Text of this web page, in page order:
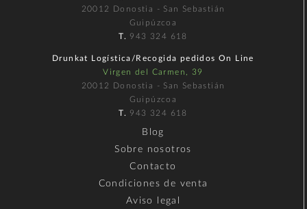
20012 Donostia - San Sebastián
Guipúzcoa
T. 943 324 618
Drunkat Logística/Recogida pedidos On Line
Virgen del Carmen, 39
20012 Donostia - San Sebastián
Guipúzcoa
T. 943 324 618
Blog
Sobre nosotros
Contacto
Condiciones de venta
Aviso legal